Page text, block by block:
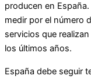
producen en
medir por el número
servicios que
los últimos años.
España debe seguir